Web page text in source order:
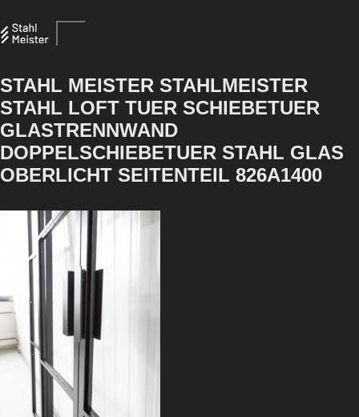
STAHL MEISTER STAHLMEISTER
STAHL LOFT TUER SCHIEBETUER
GLASTRENNWAND
DOPPELSCHIEBETUER STAHL GLAS
OBERLICHT SEITENTEIL 826A1400